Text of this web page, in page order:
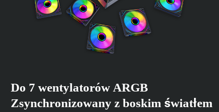
Do 7 wentylatorów ARGB
Zsynchronizowany z boskim światłem